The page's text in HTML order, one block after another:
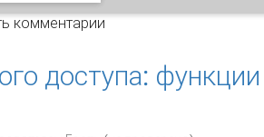
доступа
комментарии
доступа: